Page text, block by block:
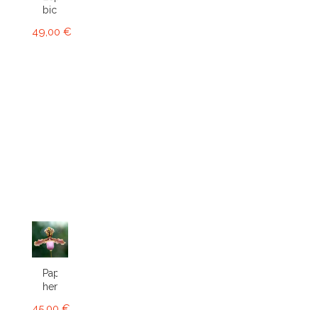
bicolor
49,00 €
Paphiopedilum
henryanum